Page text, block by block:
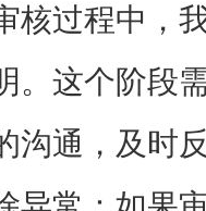
核过程中，
。这个阶段
沟通，及时